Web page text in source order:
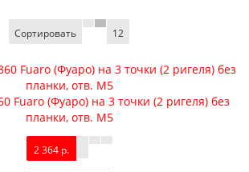
Сортировать 12
Fuaro (Фуаро) на 3 точки (2 ригеля) без
планки, отв. М5
2 364 р.